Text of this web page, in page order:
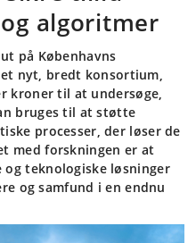
algoritmer
på Københavns
et nyt, bredt konsortium,
kroner til at undersøge,
bruges til at støtte
processer, der løser de
med forskningen er at
og teknologiske løsninger
og samfund i en endnu